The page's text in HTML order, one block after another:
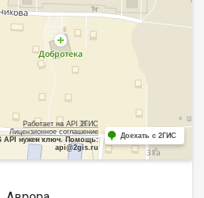
Работает на API 2ГИС
Лицензионное соглашение
API нужен ключ. Помощь:
api@2gis.ru
Доехать с 2ГИС